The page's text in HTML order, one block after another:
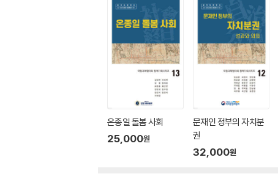
온종일 돌봄 사회
25,000원
문재인 정부의 자치분
권
32,000원